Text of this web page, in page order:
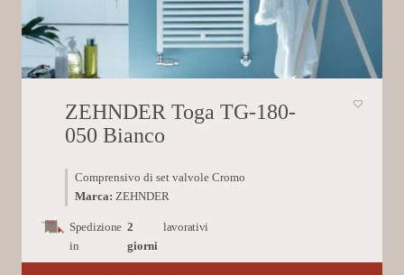
ZEHNDER Toga TG-180-
050 Bianco
Comprensivo di set valvole Cromo
Marca: ZEHNDER
Spedizione
in
2
giorni
lavorativi